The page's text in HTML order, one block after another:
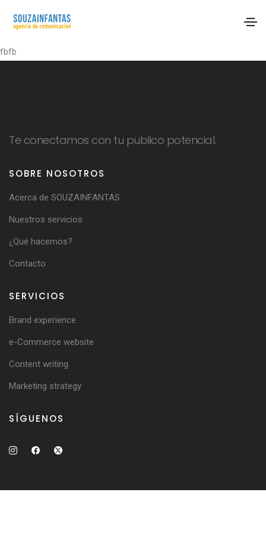
fbfb
Te conectamos con tu publico potencial.
SOBRE NOSOTROS
Acerca de SOUZAINFANTAS
Nuestros servicios
¿Qué hacemos?
Contacto
SERVICIOS
Brand experience
e-Commerce website
Content writing
Marketing strategy
SÍGUENOS